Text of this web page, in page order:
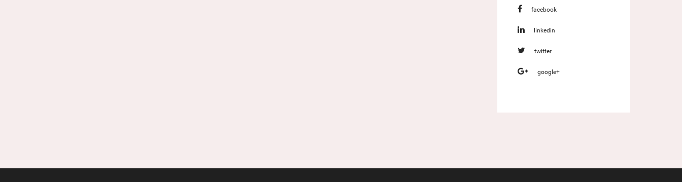
facebook
linkedin
twitter
google+